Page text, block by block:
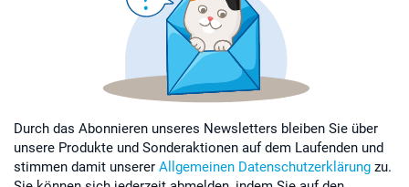
Durch das Abonnieren unseres Newsletters bleiben Sie über
unsere Produkte und Sonderaktionen auf dem Laufenden und
stimmen damit unserer Allgemeinen Datenschutzerklärung zu.